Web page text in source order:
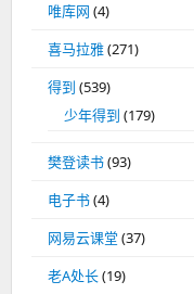
唯库网 (4)
喜马拉雅(271)
得到 (539)
少年得到 (179)
樊登读书(93)
电子书(4)
网易云课堂 (37)
老A处长(19)